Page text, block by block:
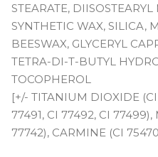
STEARATE,
SYNTHETIC WAX, SILICA,
BEESWAX, GLYCERYL
TETRA-DI-T-BUTYL
TOCOPHEROL
[+/- TITANIUM DIOXIDE
77491, CI 77492, CI 77499),
77742), CARMINE (CI